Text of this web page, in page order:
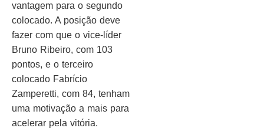
vantagem para o segundo
colocado. A posição deve
fazer com que o vice-líder
Bruno Ribeiro, com 103
pontos, e o terceiro
colocado Fabrício
Zamperetti, com 84, tenham
uma motivação a mais para
acelerar pela vitória.